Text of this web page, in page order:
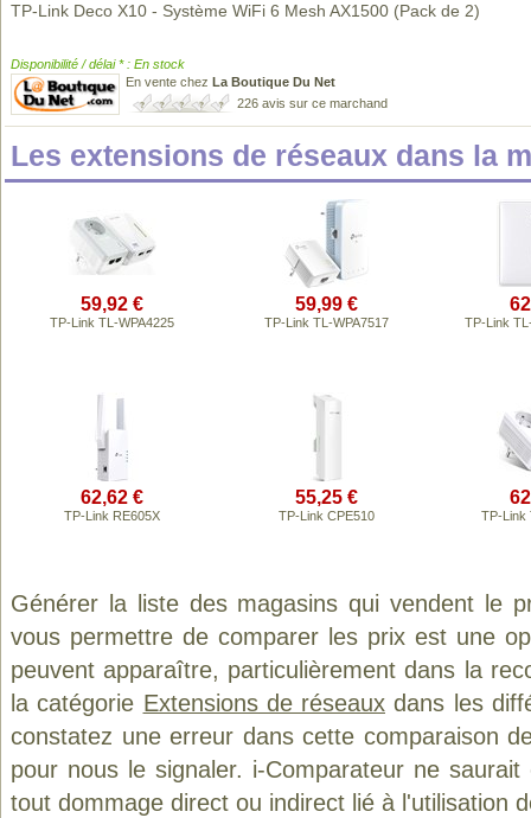
TP-Link Deco X10 - Système WiFi 6 Mesh AX1500 (Pack de 2)
Disponibilité / délai * : En stock
En vente chez La Boutique Du Net
226 avis sur ce marchand
Les extensions de réseaux dans la
59,92 €
TP-Link TL-WPA4225
59,99 €
TP-Link TL-WPA7517 TP-Link
62,62 €
TP-Link RE605X
55,25 €
TP-Link CPE510 TP-Link
Générer la liste des magasins qui vendent le
vous permettre de comparer les prix est une
peuvent apparaître, particulièrement dans la
la catégorie Extensions de réseaux dans les
constatez une erreur dans cette comparaison
pour nous le signaler. i-Comparateur ne
tout dommage direct ou indirect lié à l'utilisation